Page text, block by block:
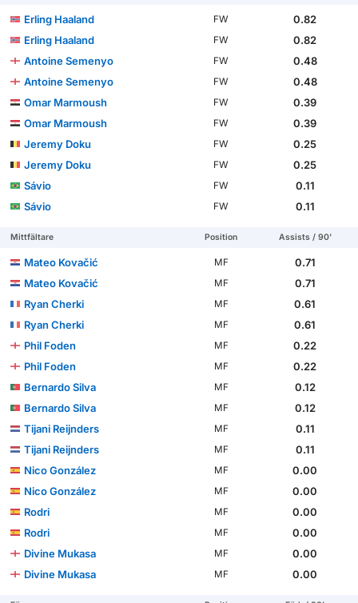
Erling Haaland FW
0.82
Erling Haaland
FW
0.82
Antoine Semenyo
FW
0.48
Antoine Semenyo
FW
0.48
Omar Marmoush
FW
0.39
Omar Marmoush
FW
0.39
Jeremy Doku
FW
0.25
Jeremy Doku
FW
0.25
Sávio
FW
0.11
Sávio
FW 0.11
Mittfältare Position Assists / 90'
Mateo Kovačić MF
0.71
Mateo Kovačić
MF
0.71
Ryan Cherki
MF
0.61
Ryan Cherki
MF
0.61
Phil Foden
MF
0.22
Phil Foden
MF
0.22
Bernardo Silva
MF
0.12
Bernardo Silva
MF
0.12
Tijani Reijnders
MF
0.11
Tijani Reijnders
MF
0.11
Nico González
MF
0.00
Nico González
MF
0.00
Rodri
MF
0.00
Rodri
MF
0.00
Divine Mukasa
MF
0.00
Divine Mukasa
MF 0.00